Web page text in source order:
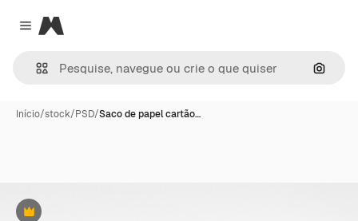
Close menu
Magnific
Início/stock/PSD/Saco de papel cartão…
Premium